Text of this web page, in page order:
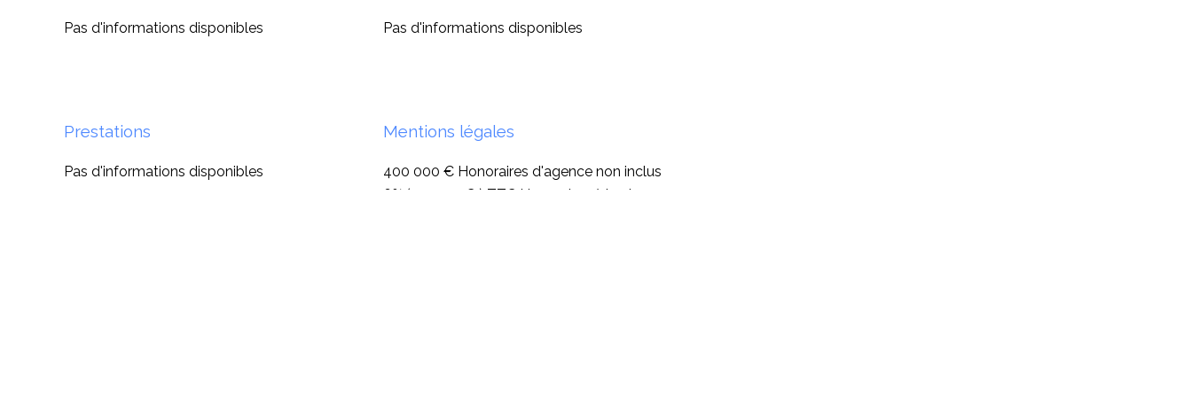
Pas d'informations disponibles Pas d'informations disponibles
Prestations
Pas d'informations disponibles
Mentions légales
400 000 € Honoraires d'agence non inclus
6% ( 24 000 € ) TTC Honoraires à la charge